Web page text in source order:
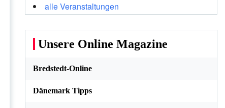
alle Veranstaltungen
Unsere Online Magazine
Bredstedt-Online
Dänemark Tipps